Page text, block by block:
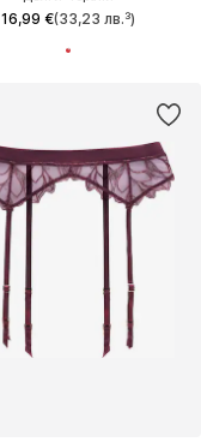
16,99 €(33,23 лв.³)